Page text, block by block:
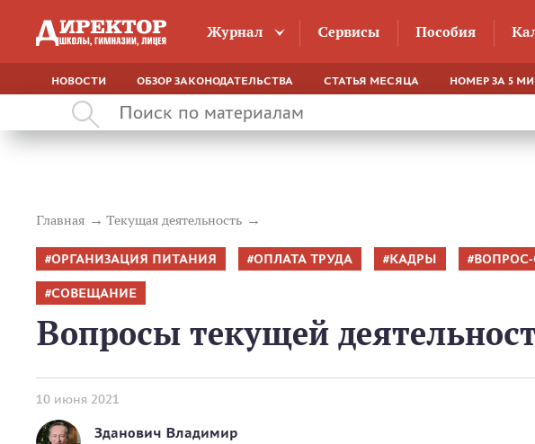
Журнал Сервисы Пособия
НОВОСТИ ОБЗОР ЗАКОНОДАТЕЛЬСТВА СТАТЬЯ МЕСЯЦА НОМЕР ЗА 5
Главная Текущая деятельность
ОРГАНИЗАЦИЯ ПИТАНИЯ ОПЛАТА ТРУДА КАДРЫ
СОВЕЩАНИЕ
Вопросы текущей
10 июня 2021
Зданович Владимир